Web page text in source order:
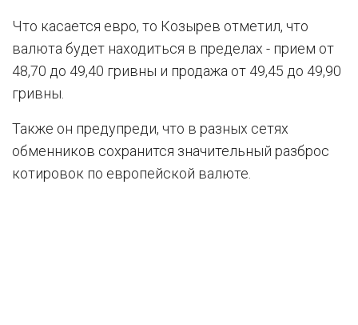
Что касается евро, то Козырев отметил, что
валюта будет находиться в пределах - прием от
48,70 до 49,40 гривны и продажа от 49,45 до 49,90
гривны.
Также он предупреди, что в разных сетях
обменников сохранится значительный разброс
котировок по европейской валюте.